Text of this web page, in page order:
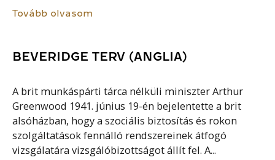
Tovább olvasom
BEVERIDGE TERV (ANGLIA)
A brit munkáspárti tárca nélküli miniszter Arthur
Greenwood 1941. június 19-én bejelentette a brit
alsóházban, hogy a szociális biztosítás és rokon
szolgáltatások fennálló rendszereinek átfogó
vizsgálatára vizsgálóbizottságot állít fel. A...